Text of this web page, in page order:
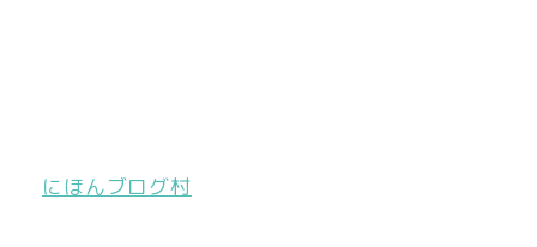
にほんブログ村